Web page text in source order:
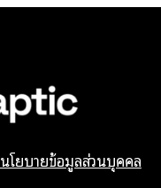
นโยบายข้อมูลส่วนบุคคล